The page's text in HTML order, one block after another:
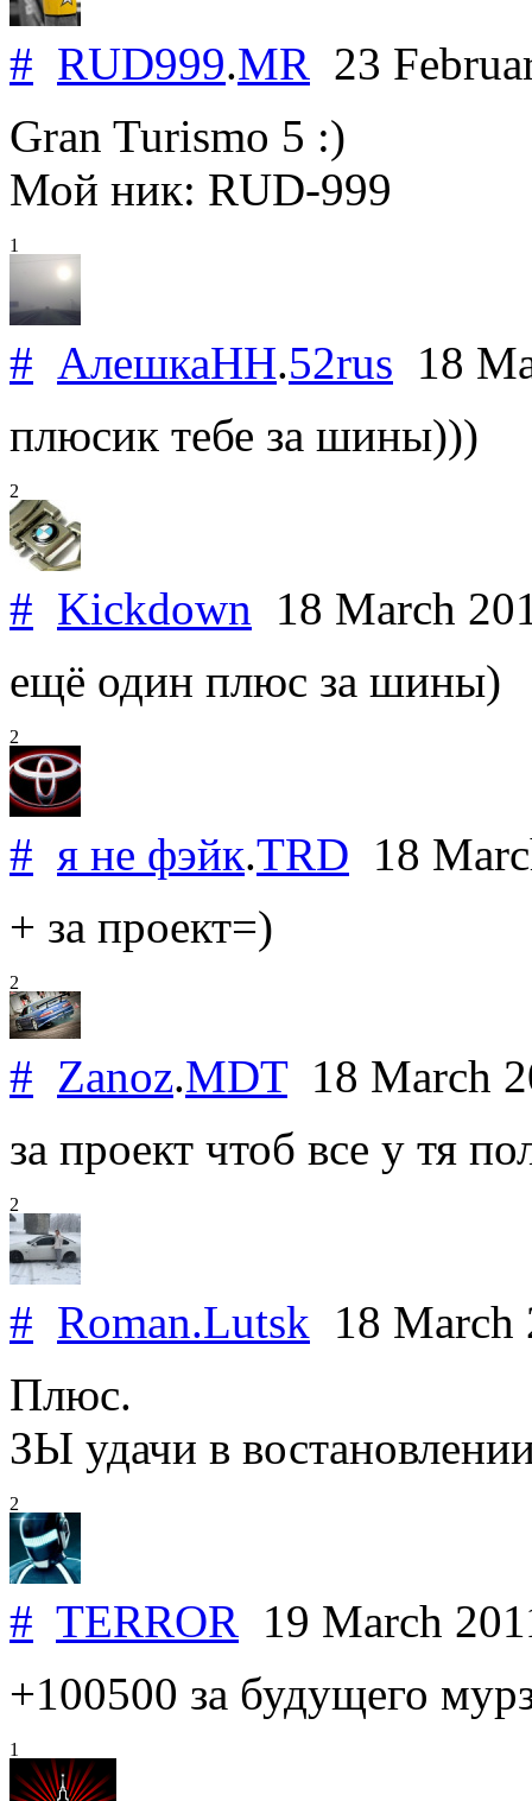
# RUD999.MR 23
Gran Turismo 5 :)
Мой ник: RUD-999
1
# АлешкаНН.52rus 18
плюсик тебе за шины)))
2
# Kickdown 18 March
ещё один плюс за шины)
2
# я не фэйк.TRD 18
+ за проект=)
2
# Zanoz.MDT18 March
за проект чтоб все у тя
2
# Roman.Lutsk 18
Плюс.
ЗЫ удачи в
2
# TERROR 19 March
+100500 за будущего
1